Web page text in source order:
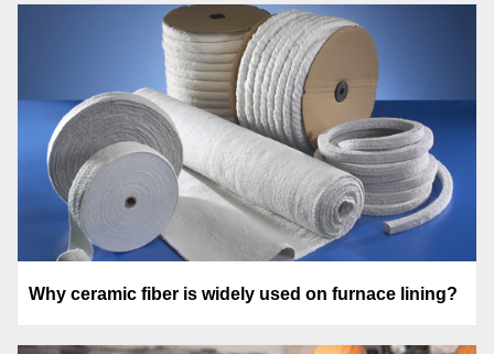
Why ceramic fiber is widely used on furnace lining?